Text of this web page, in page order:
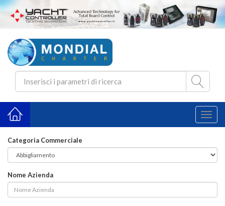
Categoria Commerciale
Nome Azienda